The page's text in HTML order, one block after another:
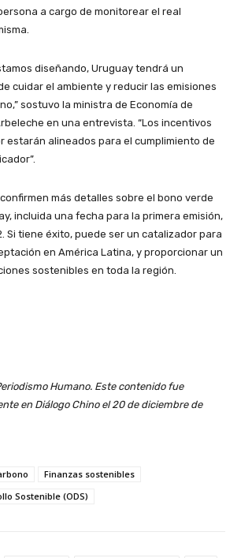
a cargo de monitorear el real
diseñando, Uruguay tendrá un
cuidar el ambiente y reducir las emisiones
sostuvo la ministra de Economía de
en una entrevista. “Los incentivos
estarán alineados para el cumplimiento de
más detalles sobre el bono verde
incluida una fecha para la primera emisión,
Si tiene éxito, puede ser un catalizador para
en América Latina, y proporcionar un
sostenibles en toda la región.
Humano. Este contenido fue
en Diálogo Chino el 20 de diciembre de
Finanzas sostenibles
Sostenible (ODS)